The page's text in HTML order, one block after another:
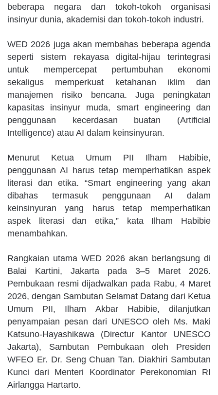
beberapa negara dan tokoh-tokoh organisasi
insinyur dunia, akademisi dan tokoh-tokoh industri.
WED 2026 juga akan membahas beberapa agenda
seperti sistem rekayasa digital-hijau terintegrasi
untuk mempercepat pertumbuhan ekonomi
sekaligus memperkuat ketahanan iklim dan
manajemen risiko bencana. Juga peningkatan
kapasitas insinyur muda, smart engineering dan
penggunaan kecerdasan buatan (Artificial
Intelligence) atau AI dalam keinsinyuran.
Menurut Ketua Umum PII Ilham Habibie,
penggunaan AI harus tetap memperhatikan aspek
literasi dan etika. “Smart engineering yang akan
dibahas termasuk penggunaan AI dalam
keinsinyuran yang harus tetap memperhatikan
aspek literasi dan etika,” kata Ilham Habibie
menambahkan.
Rangkaian utama WED 2026 akan berlangsung di
Balai Kartini, Jakarta pada 3–5 Maret 2026.
Pembukaan resmi dijadwalkan pada Rabu, 4 Maret
2026, dengan Sambutan Selamat Datang dari Ketua
Umum PII, Ilham Akbar Habibie, dilanjutkan
penyampaian pesan dari UNESCO oleh Ms. Maki
Katsuno-Hayashikawa (Directur Kantor UNESCO
Jakarta), Sambutan Pembukaan oleh Presiden
WFEO Er. Dr. Seng Chuan Tan. Diakhiri Sambutan
Kunci dari Menteri Koordinator Perekonomian RI
Airlangga Hartarto.